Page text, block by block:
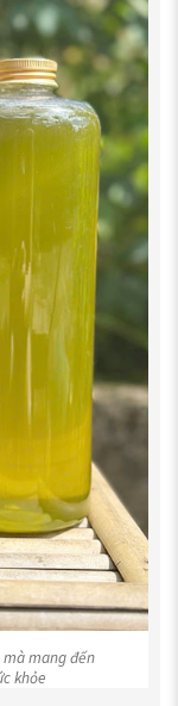
mang đến
khỏe